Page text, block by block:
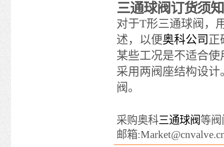
三通球阀订货须知
对于T形三通球阀，
述，以便奥科公司 正
某些工况是不适合
采用两阀座结构设
阀。
采购奥科三通球阀 等
邮箱